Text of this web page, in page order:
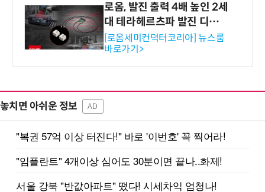
로옴, 발진 출력 4배 높인 2세
대 테라헤르츠파 발진 디바이
스 개발
[로옴세미컨덕터코리아] 뉴스룸
바로가기>
놓치면 아쉬운 정보 AD